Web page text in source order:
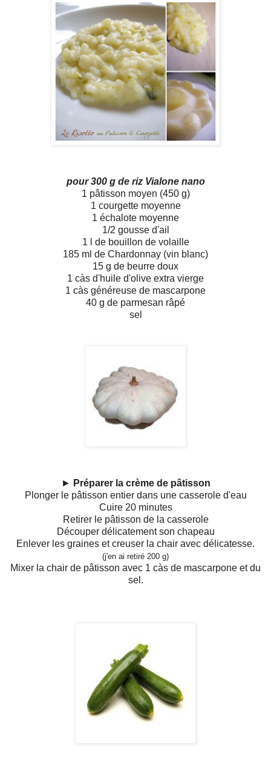
pour 300 g de riz Vialone nano
1 pâtisson moyen (450 g)
1 courgette moyenne
1 échalote moyenne
1/2 gousse d'ail
1 l de bouillon de volaille
185 ml de Chardonnay (vin blanc)
15 g de beurre doux
1 càs d'huile d'olive extra vierge
1 càs généreuse de mascarpone
40 g de parmesan râpé
sel
► Préparer la crème de pâtisson
Plonger le pâtisson entier dans une casserole d'eau
Cuire 20 minutes
Retirer le pâtisson de la casserole
Découper délicatement son chapeau
Enlever les graines et creuser la chair avec délicatesse.
(j'en ai retiré 200 g)
Mixer la chair de pâtisson avec 1 càs de mascarpone et du
sel.